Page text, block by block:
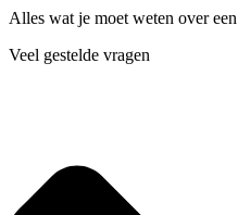
Alles wat je moet weten over
Veel gestelde vragen